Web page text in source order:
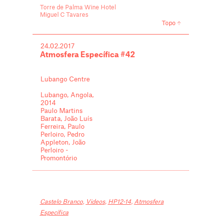
Torre de Palma Wine Hotel
Miguel C Tavares
Topo
24.02.2017
Atmosfera Específica #42
Lubango Centre
Lubango, Angola,
2014
Paulo Martins
Barata, João Luís
Ferreira, Paulo
Perloiro, Pedro
Appleton, João
Perloiro -
Promontório
Castelo Branco, Videos, HP12-14, Atmosfera
Específica